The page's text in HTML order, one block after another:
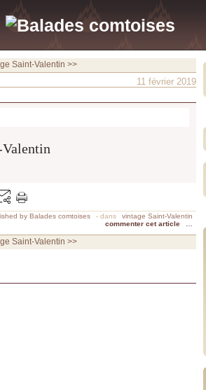
Saint-Valentin >>
11 février 2019
by Balades comtoises - dans
vintage Saint-Valentin
commenter cet article
Saint-Valentin >>